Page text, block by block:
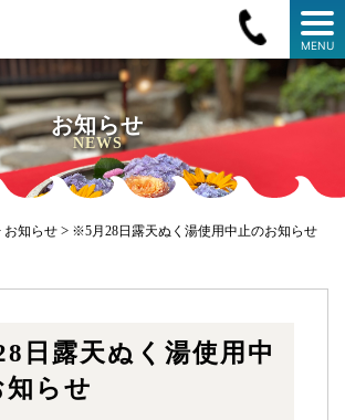
MENU
お知らせ
NEWS
お知らせ > ※5月28日露天ぬく湯使用中止のお知らせ
日露天ぬく湯使用中
らせ